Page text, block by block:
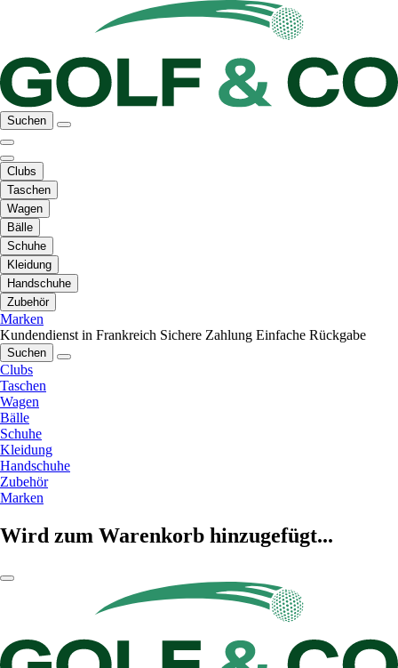
Suchen
Clubs
Taschen
Wagen
Bälle
Schuhe
Kleidung
Handschuhe
Zubehör
Marken
Kundendienst in Frankreich Sichere Zahlung Einfache Rückgabe
Suchen
Clubs
Taschen
Wagen
Bälle
Schuhe
Kleidung
Handschuhe
Zubehör
Marken
Wird zum Warenkorb hinzugefügt...